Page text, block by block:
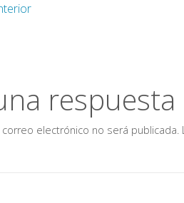
respuesta
electrónico no será publicada.